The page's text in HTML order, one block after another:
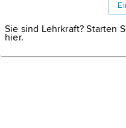
Sie sind Lehrkraft? Starten
hier.